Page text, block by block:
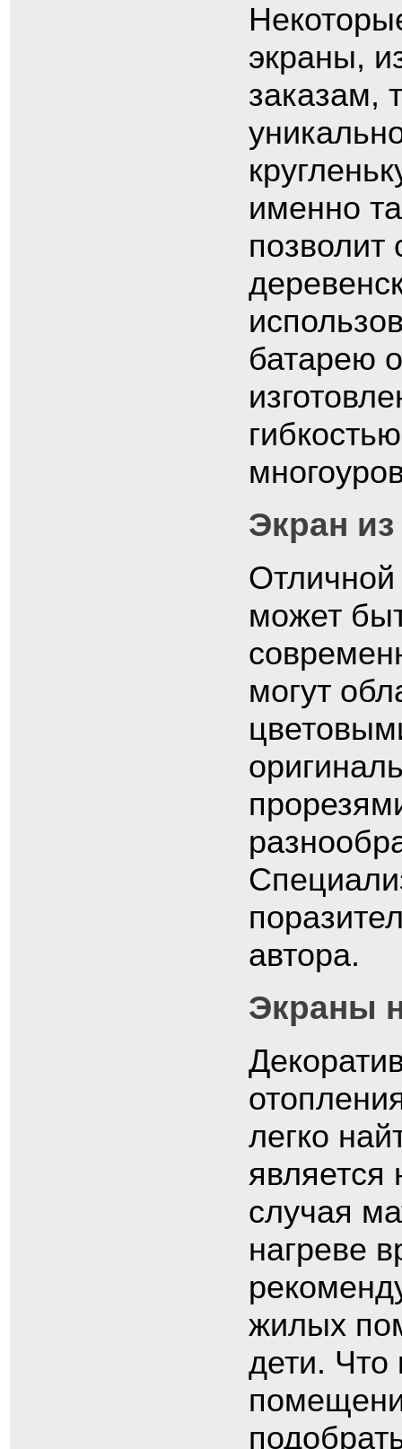
экраны,
заказам,
именно
позволит
батарею
Экран
Отличной
может
могут
автора.
Экраны
легко
случая
нагреве
жилых
дети. Что